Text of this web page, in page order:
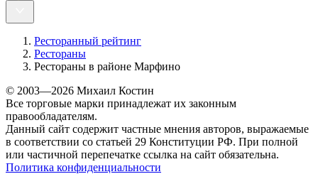
Ресторанный рейтинг
Рестораны
Рестораны в районе Марфино
© 2003—2026 Михаил Костин
Все торговые марки принадлежат их законным
правообладателям.
Данный сайт содержит частные мнения авторов, выражаемые
в соответствии со статьей 29 Конституции РФ. При полной
или частичной перепечатке ссылка на сайт обязательна.
Политика конфиденциальности